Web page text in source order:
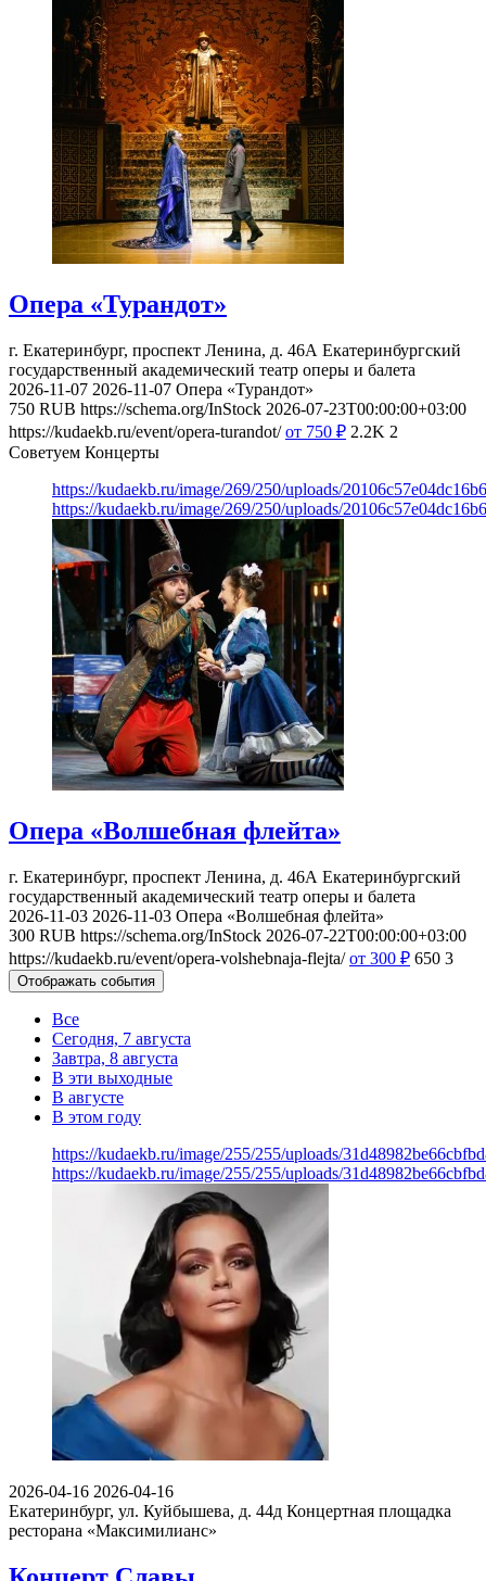
Опера «Турандот»
г. Екатеринбург, проспект Ленина, д. 46А Екатеринбургский
государственный академический театр оперы и балета
2026-11-07 2026-11-07 Опера «Турандот»
750 RUB https://schema.org/InStock 2026-07-23T00:00:00+03:00
https://kudaekb.ru/event/opera-turandot/ от 750 ₽ 2.2K 2
Советуем Концерты
https://kudaekb.ru/image/269/250/uploads/
https://kudaekb.ru/image/269/250/uploads/
Опера «Волшебная флейта»
г. Екатеринбург, проспект Ленина, д. 46А Екатеринбургский
государственный академический театр оперы и балета
2026-11-03 2026-11-03 Опера «Волшебная флейта»
300 RUB https://schema.org/InStock 2026-07-22T00:00:00+03:00
https://kudaekb.ru/event/opera-volshebnaja-flejta/ от 300 ₽ 650 3
Отображать события
Все
Сегодня, 7 августа
Завтра, 8 августа
В эти выходные
В августе
В этом году
https://kudaekb.ru/image/255/255/uploads/
https://kudaekb.ru/image/255/255/uploads/
2026-04-16 2026-04-16
Екатеринбург, ул. Куйбышева, д. 44д Концертная площадка
ресторана «Максимилианс»